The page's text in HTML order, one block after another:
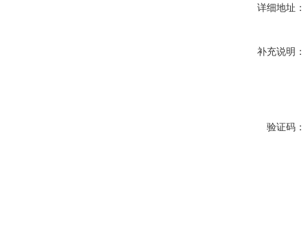
详细地址：
补充说明：
验证码：